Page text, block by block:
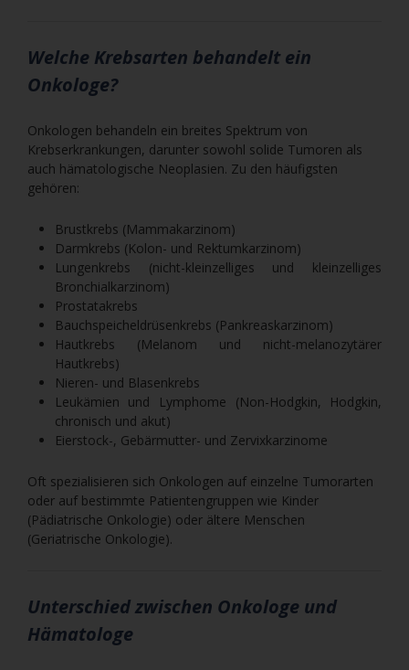
Welche Krebsarten behandelt ein
Onkologe?
Onkologen behandeln ein breites Spektrum von
Krebserkrankungen, darunter sowohl solide Tumoren als
auch hämatologische Neoplasien. Zu den häufigsten
gehören:
Brustkrebs (Mammakarzinom)
Darmkrebs (Kolon- und Rektumkarzinom)
Lungenkrebs (nicht-kleinzelliges und kleinzelliges
Bronchialkarzinom)
Prostatakrebs
Bauchspeicheldrüsenkrebs (Pankreaskarzinom)
Hautkrebs (Melanom und nicht-melanozytärer
Hautkrebs)
Nieren- und Blasenkrebs
Leukämien und Lymphome (Non-Hodgkin, Hodgkin,
chronisch und akut)
Eierstock-, Gebärmutter- und Zervixkarzinome
Oft spezialisieren sich Onkologen auf einzelne Tumorarten
oder auf bestimmte Patientengruppen wie Kinder
(Pädiatrische Onkologie) oder ältere Menschen
(Geriatrische Onkologie).
Unterschied zwischen Onkologe und
Hämatologe